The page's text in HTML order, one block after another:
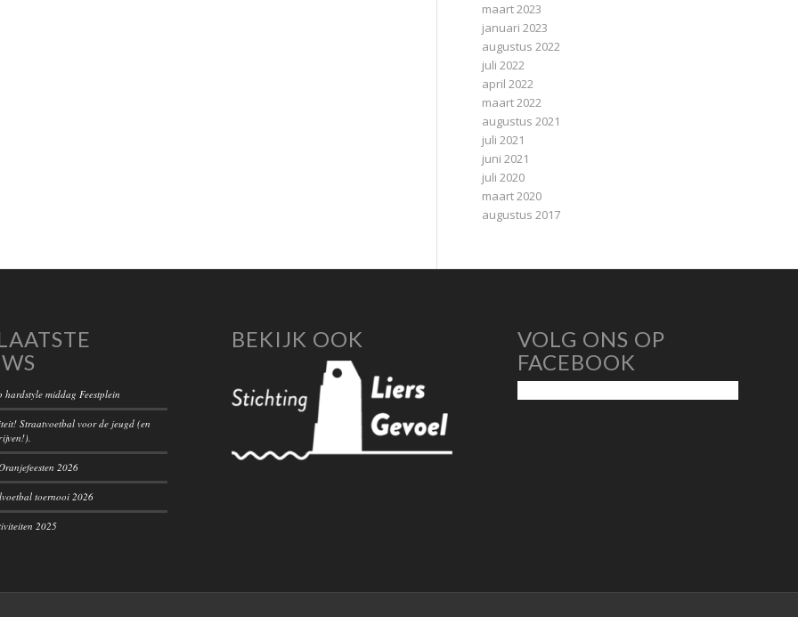
maart 2023
januari 2023
augustus 2022
juli 2022
april 2022
maart 2022
augustus 2021
juli 2021
juni 2021
juli 2020
maart 2020
augustus 2017
hardstyle middag Feestplein
Straatvoetbal voor de jeugd (en
2026
toernooi 2026
2025
BEKIJK OOK
VOLG ONS OP
FACEBOOK